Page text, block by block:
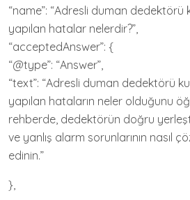
“name”: “Adresli duman dedektörü
yapılan hatalar nelerdir?”,
“acceptedAnswer”: {
“@type”: “Answer”,
“text”: “Adresli duman dedektörü
yapılan hataların neler olduğunu
rehberde, dedektörün doğru
ve yanlış alarm sorunlarının nasıl
edinin.”
},